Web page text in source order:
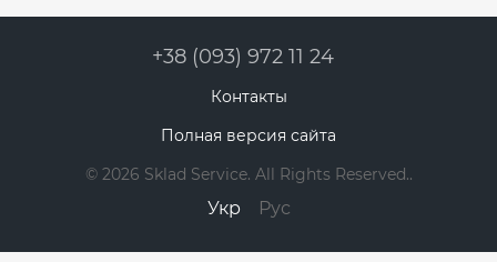
+38 (093) 972 11 24
Контакты
Полная версия сайта
© 2026 Sklad Service. All Rights Reserved..
Укр Рус